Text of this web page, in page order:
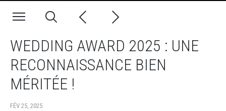
WEDDING AWARD 2025 : UNE
RECONNAISSANCE BIEN
MÉRITÉE !
FÉV 25, 2025